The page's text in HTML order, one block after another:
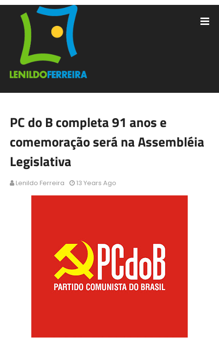
PC do B completa 91 anos e
comemoração será na Assembléia
Legislativa
Lenildo Ferreira 13 Years Ago